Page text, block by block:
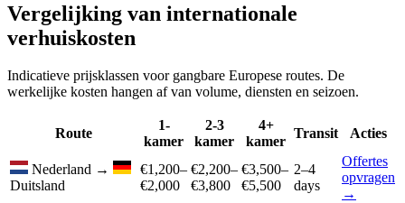
Vergelijking van internationale
verhuiskosten
Indicatieve prijsklassen voor gangbare Europese routes. De
werkelijke kosten hangen af van volume, diensten en seizoen.
Route
1-
kamer
2-3
kamer
4+
kamer
Transit Acties
Nederland →
Duitsland
€1,200–
€2,000
€2,200–
€3,800
€3,500–
€5,500
2–4
days
Offertes
opvragen
→